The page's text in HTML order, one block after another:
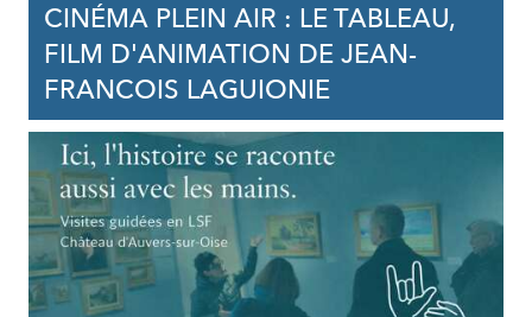
CINÉMA PLEIN AIR : LE TABLEAU,
FILM D'ANIMATION DE JEAN-
FRANCOIS LAGUIONIE